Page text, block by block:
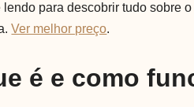
lendo para descobrir tudo sobre
Ver melhor preço.
é e como